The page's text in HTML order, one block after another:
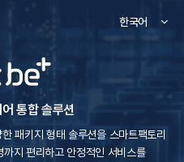
한국어
통합 솔루션
패키지 형태 솔루션을 스마트팩토리
까지 편리하고 안정적인 서비스를